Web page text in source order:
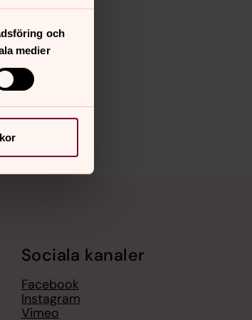
och
medier
Sociala kanaler
Facebook
Instagram
Vimeo